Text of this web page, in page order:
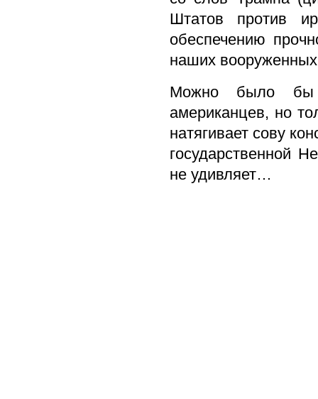
Штатов против
обеспечению
наших
Можно было бы
американцев, но
натягивает сову
государственной
не удивляет…